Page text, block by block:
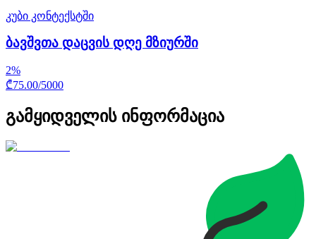
კუბი კონტექსტში
ბავშვთა დაცვის დღე მზიურში
2%
₾75.00/5000
გამყიდველის ინფორმაცია